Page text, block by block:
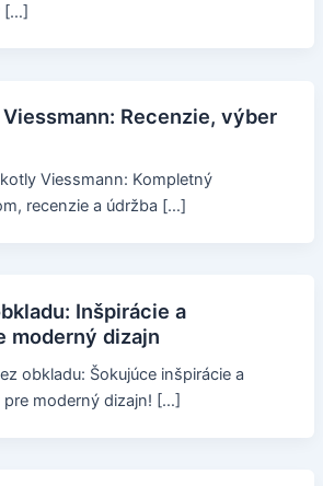
[…]
Recenzie, výber
Viessmann: Kompletný
recenzie a údržba […]
Inšpirácie a
moderný dizajn
obkladu: Šokujúce inšpirácie a
moderný dizajn! […]